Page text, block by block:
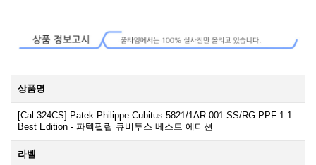
상품명
[Cal.324CS] Patek Philippe Cubitus 5821/1AR-001 SS/RG PPF 1:1
Best Edition - 파텍필립 큐비투스 베스트 에디션
라벨